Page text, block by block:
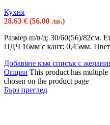
Кухня
28.63 € (56.00 лв.)
Размер ш/в/д: 30/60(56)/82см.
ПДЧ 16мм с кант: 0,45мм.
Добавяне към списък с
Опции This product has
chosen on the product page
Бърз преглед